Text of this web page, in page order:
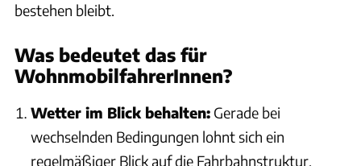
bestehen bleibt.
Was bedeutet das für
WohnmobilfahrerInnen?
Wetter im Blick behalten: Gerade bei
wechselnden Bedingungen lohnt sich ein
regelmäßiger Blick auf die Fahrbahnstruktur.